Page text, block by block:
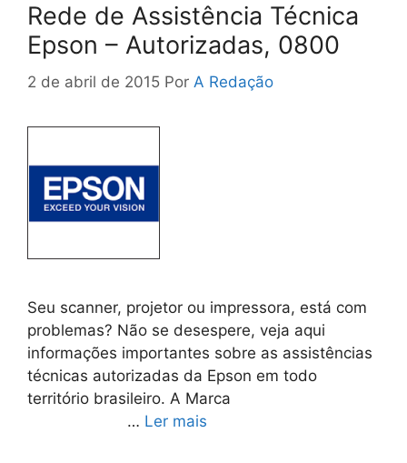
Rede de Assistência Técnica
Epson – Autorizadas, 0800
2 de abril de 2015 Por A Redação
Seu scanner, projetor ou impressora, está com
problemas? Não se desespere, veja aqui
informações importantes sobre as assistências
técnicas autorizadas da Epson em todo
território brasileiro. A Marca
… Ler mais